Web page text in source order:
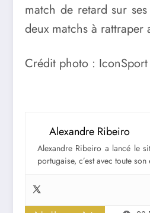
match de retard sur
deux matchs à rattraper
Crédit photo : IconSport
Alexandre Ribeiro
Alexandre Ribeiro a lancé le
portugaise, c’est avec toute